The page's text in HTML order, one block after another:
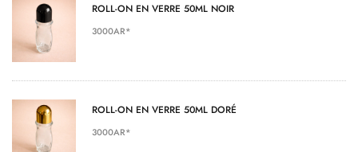
ROLL-ON EN VERRE 50ML NOIR
3000AR*
ROLL-ON EN VERRE 50ML DORÉ
3000AR*